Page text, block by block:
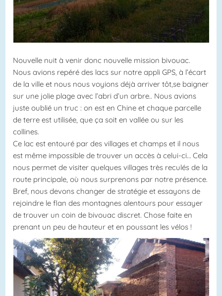
Nouvelle nuit à venir donc nouvelle mission bivouac.
Nous avions repéré des lacs sur notre appli GPS, à l’écart
de la ville et nous nous voyions déjà arriver tôt,se baigner
sur une jolie plage avec l’abri d’un arbre.. Nous avions
juste oublié un truc : on est en Chine et chaque parcelle
de terre est utilisée, que ça soit en vallée ou sur les
collines.
Ce lac est entouré par des villages et champs et il nous
est même impossible de trouver un accès à celui-ci… Cela
nous permet de visiter quelques villages très reculés de la
route principale, où nous surprenons par notre présence.
Bref, nous devons changer de stratégie et essayons de
rejoindre le flan des montagnes alentours pour essayer
de trouver un coin de bivouac discret. Chose faite en
prenant un peu de hauteur et en poussant les vélos !